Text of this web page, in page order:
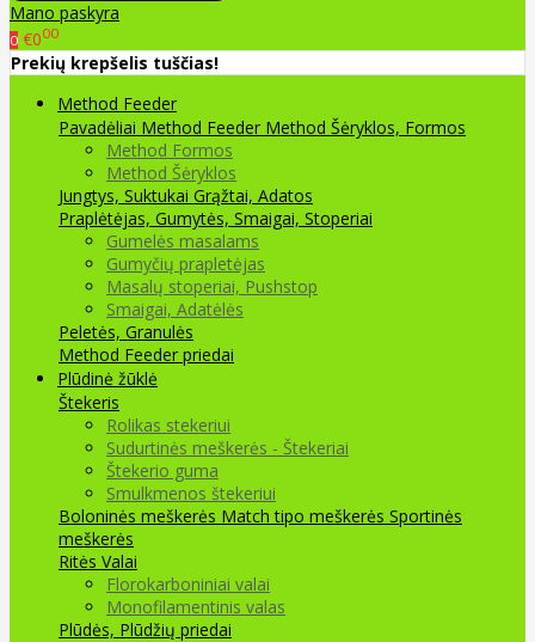
Mano paskyra
0 €000
Prekių krepšelis tuščias!
Method Feeder
Pavadėliai Method Feeder Method Šėryklos, Formos
Method Formos
Method Šėryklos
Jungtys, Suktukai Grąžtai, Adatos
Praplėtėjas, Gumytės, Smaigai, Stoperiai
Gumelės masalams
Gumyčių prapletėjas
Masalų stoperiai, Pushstop
Smaigai, Adatėlės
Peletės, Granulės
Method Feeder priedai
Plūdinė žūklė
Štekeris
Rolikas stekeriui
Sudurtinės meškerės - Štekeriai
Štekerio guma
Smulkmenos štekeriui
Boloninės meškerės Match tipo meškerės Sportinės
meškerės
Ritės Valai
Florokarboniniai valai
Monofilamentinis valas
Plūdės, Plūdžių priedai